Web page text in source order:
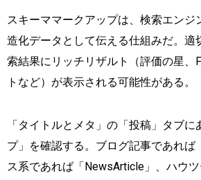
スキーママークアップは、検索エンジ
造化データとして伝える仕組みだ。適
索結果にリッチリザルト（評価の星、
トなど）が表示される可能性がある。
「タイトルとメタ」の「投稿」タブに
プ」を確認する。ブログ記事であれば
ス系であれば「NewsArticle」、ハウ